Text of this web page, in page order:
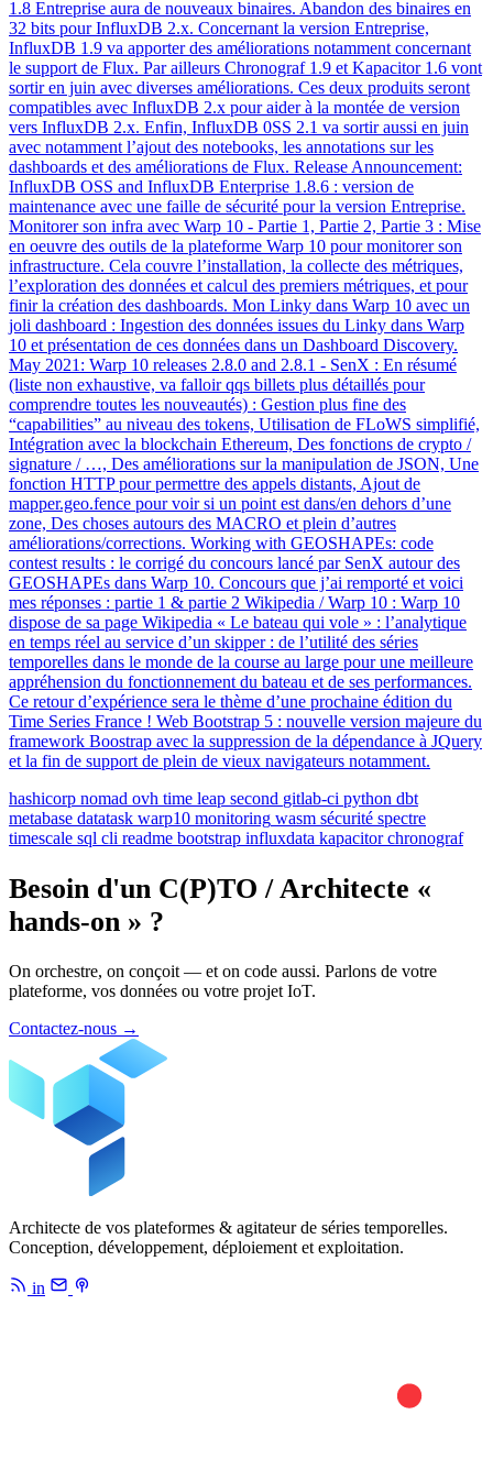
1.8 Entreprise aura de nouveaux binaires. Abandon des binaires en
32 bits pour InfluxDB 2.x. Concernant la version Entreprise,
InfluxDB 1.9 va apporter des améliorations notamment concernant
le support de Flux. Par ailleurs Chronograf 1.9 et Kapacitor 1.6 vont
sortir en juin avec diverses améliorations. Ces deux produits seront
compatibles avec InfluxDB 2.x pour aider à la montée de version
vers InfluxDB 2.x. Enfin, InfluxDB 0SS 2.1 va sortir aussi en juin
avec notamment l’ajout des notebooks, les annotations sur les
dashboards et des améliorations de Flux. Release Announcement:
InfluxDB OSS and InfluxDB Enterprise 1.8.6 : version de
maintenance avec une faille de sécurité pour la version Entreprise.
Monitorer son infra avec Warp 10 - Partie 1, Partie 2, Partie 3 : Mise
en oeuvre des outils de la plateforme Warp 10 pour monitorer son
infrastructure. Cela couvre l’installation, la collecte des métriques,
l’exploration des données et calcul des premiers métriques, et pour
finir la création des dashboards. Mon Linky dans Warp 10 avec un
joli dashboard : Ingestion des données issues du Linky dans Warp
10 et présentation de ces données dans un Dashboard Discovery.
May 2021: Warp 10 releases 2.8.0 and 2.8.1 - SenX : En résumé
(liste non exhaustive, va falloir qqs billets plus détaillés pour
comprendre toutes les nouveautés) : Gestion plus fine des
“capabilities” au niveau des tokens, Utilisation de FLoWS simplifié,
Intégration avec la blockchain Ethereum, Des fonctions de crypto /
signature / …, Des améliorations sur la manipulation de JSON, Une
fonction HTTP pour permettre des appels distants, Ajout de
mapper.geo.fence pour voir si un point est dans/en dehors d’une
zone, Des choses autours des MACRO et plein d’autres
améliorations/corrections. Working with GEOSHAPEs: code
contest results : le corrigé du concours lancé par SenX autour des
GEOSHAPEs dans Warp 10. Concours que j’ai remporté et voici
mes réponses : partie 1 & partie 2 Wikipedia / Warp 10 : Warp 10
dispose de sa page Wikipedia « Le bateau qui vole » : l’analytique
en temps réel au service d’un skipper : de l’utilité des séries
temporelles dans le monde de la course au large pour une meilleure
appréhension du fonctionnement du bateau et de ses performances.
Ce retour d’expérience sera le thème d’une prochaine édition du
Time Series France ! Web Bootstrap 5 : nouvelle version majeure du
framework Boostrap avec la suppression de la dépendance à JQuery
et la fin de support de plein de vieux navigateurs notamment.
hashicorp nomad ovh time leap second gitlab-ci python dbt
metabase datatask warp10 monitoring wasm sécurité spectre
timescale sql cli readme bootstrap influxdata kapacitor chronograf
Besoin d'un C(P)TO / Architecte «
hands-on » ?
On orchestre, on conçoit — et on code aussi. Parlons de votre
plateforme, vos données ou votre projet IoT.
Contactez-nous →
Architecte de vos plateformes & agitateur de séries temporelles.
Conception, développement, déploiement et exploitation.
in